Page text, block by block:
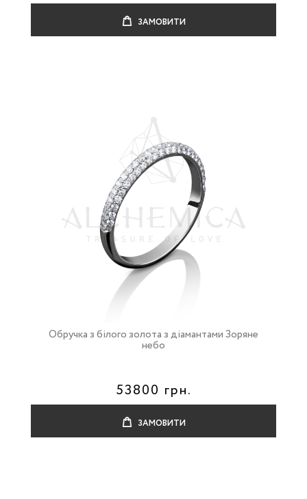
ЗАМОВИТИ
Обручка з білого золота з діамантами Зоряне
небо
53800 грн.
ЗАМОВИТИ